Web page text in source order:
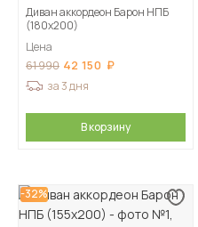
Диван аккордеон Барон НПБ
(180х200)
Цена
61 990 42 150
за 3 дня
В корзину
-32%